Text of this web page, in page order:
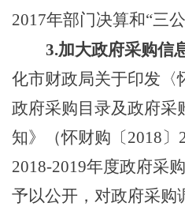
2017年部门决算和“三
3.加大政府采购信
化市财政局关于印发〈
政府采购目录及政府采
知》（怀财购〔2018〕
2018-2019年度政府采
予以公开，对政府采购